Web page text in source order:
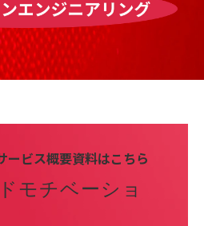
ービス概要資料はこちら
モチベーショ